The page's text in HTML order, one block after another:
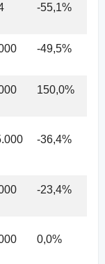
-55,1%
-49,5%
150,0%
-36,4%
-23,4%
0,0%